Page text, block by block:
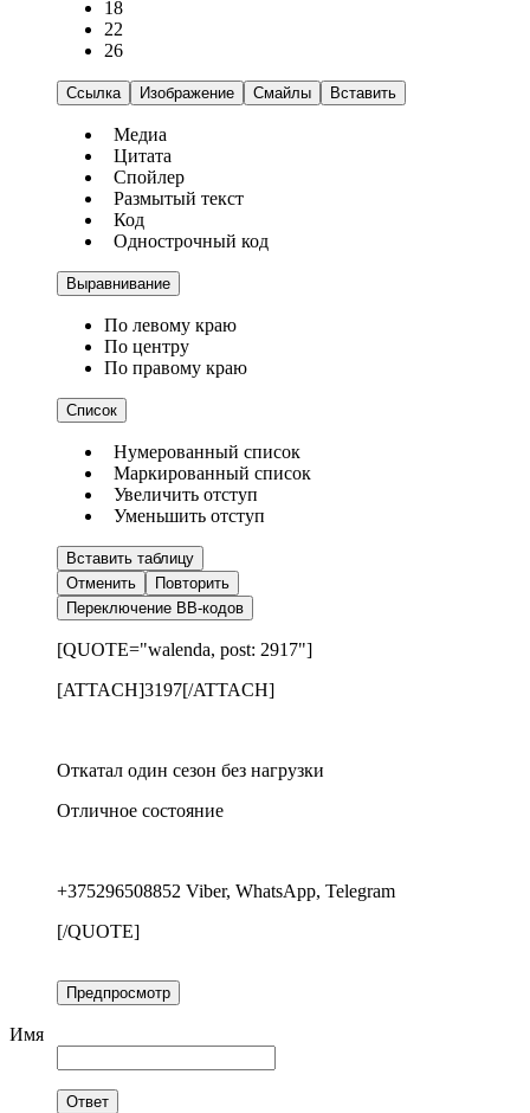
18
22
26
Ссылка Изображение Смайлы Вставить
Медиа
Цитата
Спойлер
Размытый текст
Код
Однострочный код
Выравнивание
По левому краю
По центру
По правому краю
Список
Нумерованный список
Маркированный список
Увеличить отступ
Уменьшить отступ
Вставить таблицу
Отменить
Повторить
Переключение BB-кодов
[QUOTE="walenda, post: 2917"]
[ATTACH]3197[/ATTACH]
Откатал один сезон без нагрузки
Отличное состояние
+375296508852 Viber, WhatsApp, Telegram
[/QUOTE]
Предпросмотр
Имя
Ответ